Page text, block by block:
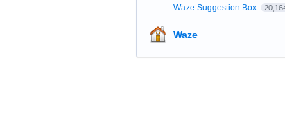
Waze Suggestion Box
Waze